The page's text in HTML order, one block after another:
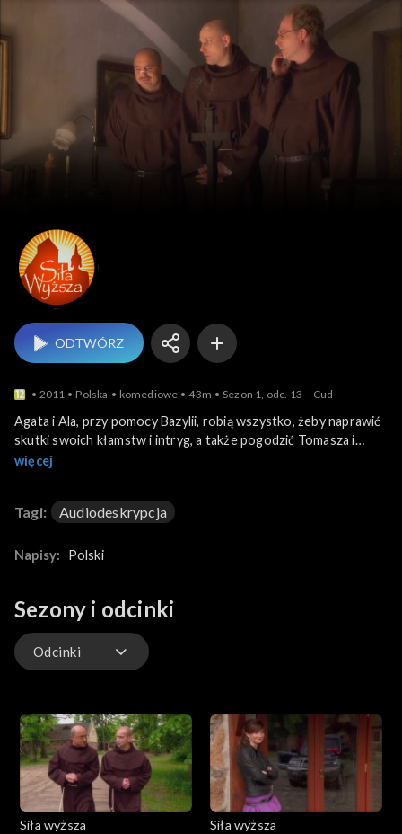
ODTWÓRZ
2011 Polska komediowe 43m Sezon 1, odc. 13 – Cud
Agata i Ala, przy pomocy Bazylii, robią wszystko, żeby naprawić
skutki swoich kłamstw i intryg, a także pogodzić Tomasza i
Dorotę.
więcej
Tagi: Audiodeskrypcja
Napisy: Polski
Sezony i odcinki
Odcinki
Siła wyższa
Siła wyższa